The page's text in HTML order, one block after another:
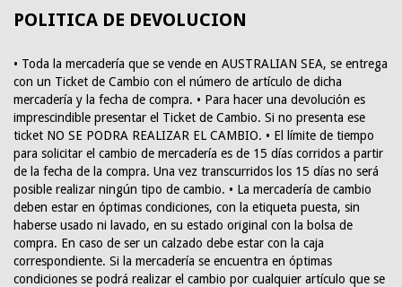
POLITICA DE DEVOLUCION
• Toda la mercadería que se vende en AUSTRALIAN SEA, se entrega
con un Ticket de Cambio con el número de artículo de dicha
mercadería y la fecha de compra. • Para hacer una devolución es
imprescindible presentar el Ticket de Cambio. Si no presenta ese
ticket NO SE PODRA REALIZAR EL CAMBIO. • El límite de tiempo
para solicitar el cambio de mercadería es de 15 días corridos a partir
de la fecha de la compra. Una vez transcurridos los 15 días no será
posible realizar ningún tipo de cambio. • La mercadería de cambio
deben estar en óptimas condiciones, con la etiqueta puesta, sin
haberse usado ni lavado, en su estado original con la bolsa de
compra. En caso de ser un calzado debe estar con la caja
correspondiente. Si la mercadería se encuentra en óptimas
condiciones se podrá realizar el cambio por cualquier artículo que se